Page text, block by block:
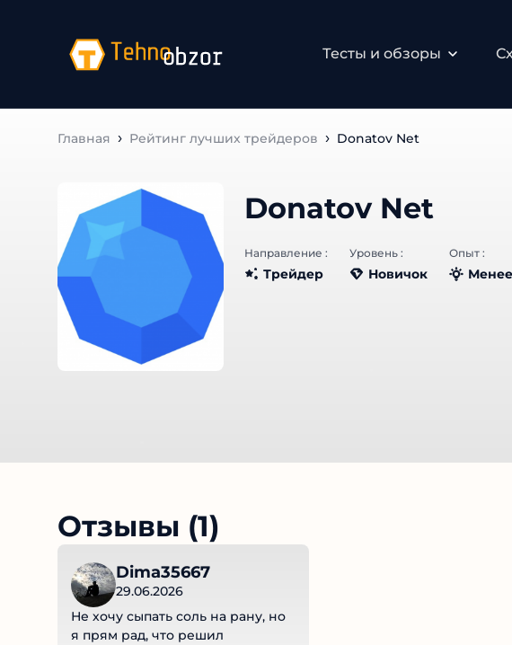
Тесты и обзоры
Главная Рейтинг лучших трейдеров Donatov Net
Donatov Net
Направление :
Трейдер
Уровень :
Новичок
Опыт :
Менее
Отзывы (1)
Dima35667
29.06.2026
Не хочу сыпать соль на рану, но
я прям рад, что решил